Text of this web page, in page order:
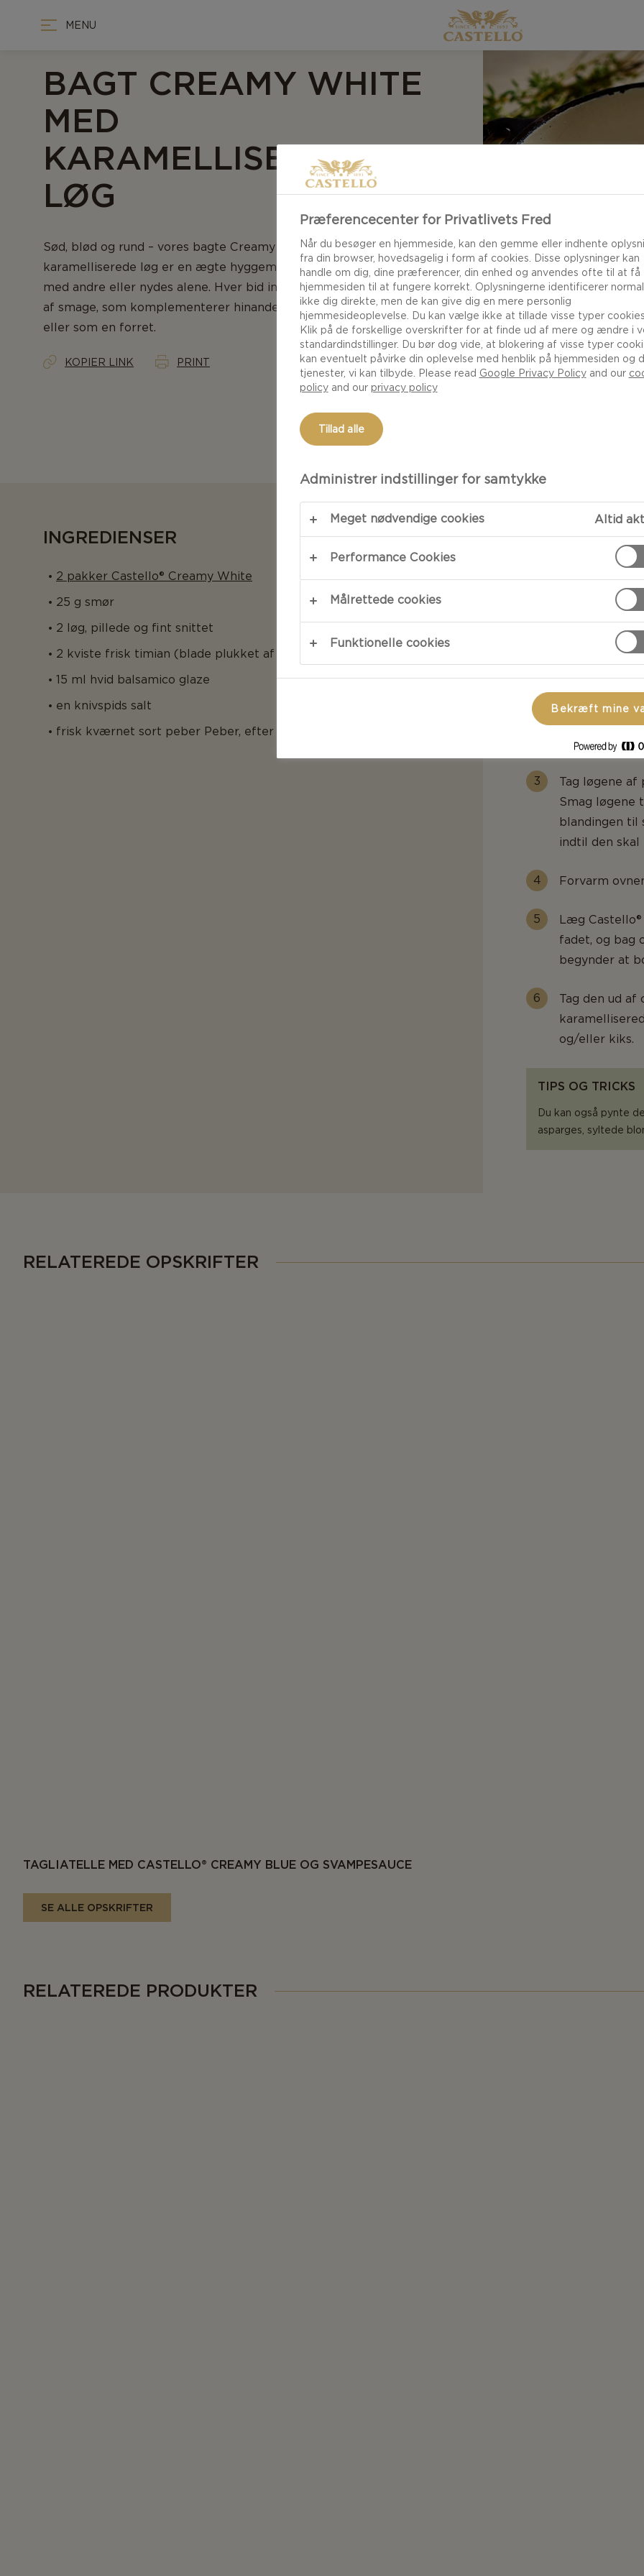
MENU
BAGT CREAMY WHITE
MED
KARAMELLISEREDE
LØG
Sød, blød og rund – vores bagte Creamy White med
karamelliserede løg er en ægte hyggemadsklassiker, som kan deles
med andre eller nydes alene. Hver bid indeholder en skøn blanding
af smage, som komplementerer hinanden. Perfekt til ostebordet
eller som en forret.
KOPIER LINK PRINT
INGREDIENSER
2 pakker Castello® Creamy White
25 g smør
2 løg, pillede og fint snittet
2 kviste frisk timian (blade plukket af stilkene)
15 ml hvid balsamico glaze
en knivspids salt
frisk kværnet sort peber Peber, efter smag
Tilberedning
Start med at
stegepande
smelte og
Tilsæt løg,
rør rundt
bløde,
tør
Tag løgene af
Smag løgene
blandingen til
indtil den skal
Forvarm
Læg
fadet, og bag
begynder at
Tag den ud af
og/eller kiks.
TIPS OG TRICKS
Du kan også pynte
asparges, syltede
RELATEREDE OPSKRIFTER
TAGLIATELLE MED CASTELLO® CREAMY BLUE OG SVAMPESAUCE
SE ALLE OPSKRIFTER
RELATEREDE PRODUKTER
Præferencecenter for Privatlivets Fred
Når du besøger en hjemmeside, kan den gemme eller indhente
fra din browser, hovedsagelig i form af cookies. Disse oplysninger kan
handle om dig, dine præferencer, din enhed og anvendes ofte til at få
hjemmesiden til at fungere korrekt. Oplysningerne identificerer
ikke dig direkte, men de kan give dig en mere personlig
hjemmesideoplevelse. Du kan vælge ikke at tillade visse typer
Klik på de forskellige overskrifter for at finde ud af mere og ændre i
standardindstillinger. Du bør dog vide, at blokering af visse typer
kan eventuelt påvirke din oplevelse med henblik på hjemmesiden og
tjenester, vi kan tilbyde. Please read Google Privacy Policyand our
policyand our privacy policy
Tillad alle
Administrer indstillinger for samtykke
Meget nødvendige cookies Altid
Performance Cookies
Målrettede cookies
Funktionelle cookies
Bekræft mine